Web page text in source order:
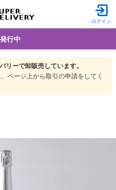
ログイン
行中
リーで卸販売しています。
ページ上から取引の申請をしてく